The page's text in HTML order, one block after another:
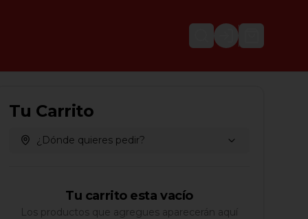
Login
Tu Carrito
¿Dónde quieres pedir?
Tu carrito esta vacío
Los productos que agregues aparecerán aquí